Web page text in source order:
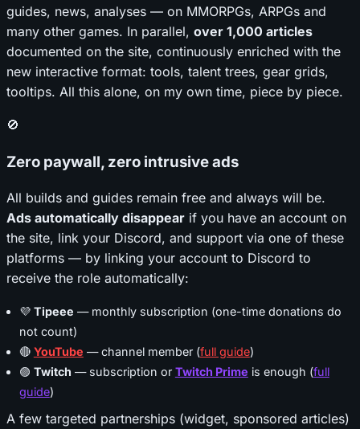
guides, news, analyses — on MMORPGs, ARPGs and
many other games. In parallel, over 1,000 articles
documented on the site, continuously enriched with the
new interactive format: tools, talent trees, gear grids,
tooltips. All this alone, on my own time, piece by piece.
🚫
Zero paywall, zero intrusive ads
All builds and guides remain free and always will be.
Ads automatically disappear if you have an account on
the site, link your Discord, and support via one of these
platforms — by linking your account to Discord to
receive the role automatically:
💜 Tipeee — monthly subscription (one-time donations do
not count)
🔴 YouTube — channel member (full guide)
🟣 Twitch — subscription or Twitch Prime is enough (full
guide)
A few targeted partnerships (widget, sponsored articles)